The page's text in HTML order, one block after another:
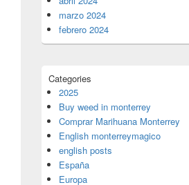
marzo 2024
febrero 2024
Categories
2025
Buy weed in monterrey
Comprar Marihuana Monterrey
English monterreymagico
english posts
España
Europa